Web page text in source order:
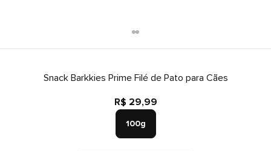
Snack Barkkies Prime Filé de Pato para Cães
R$ 29,99
100g